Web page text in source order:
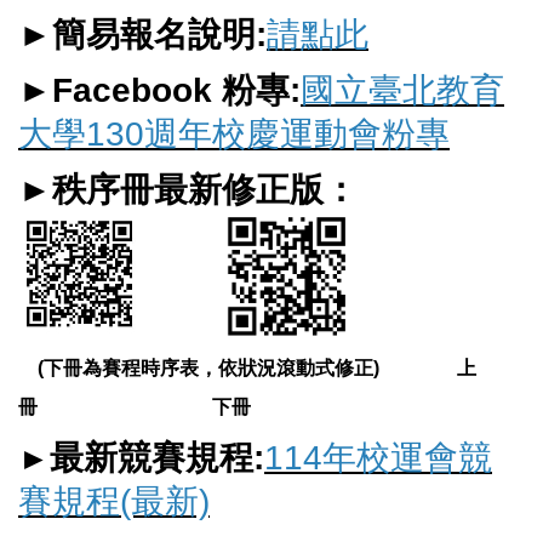
►簡易報名說明:請點此
►Facebook 粉專:國立臺北教育
大學130週年校慶運動會粉專
►秩序冊最新修正版：
(下冊為賽程時序表，依狀況滾動式修正) 上
冊 下冊
►最新競賽規程:114年校運會競
賽規程(最新)